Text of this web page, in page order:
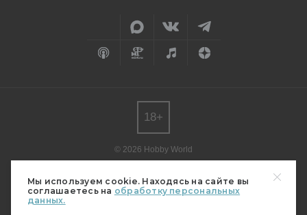
Мы используем cookie. Находясь на сайте вы
соглашаетесь на обработку персональных
данных.
© 2026 Hobby World
редакции.
Мнение авторов может не совпадать с мнением редакции.
Свидетельство о регистрации СМИ серия Эл № ФС77-82485
18+